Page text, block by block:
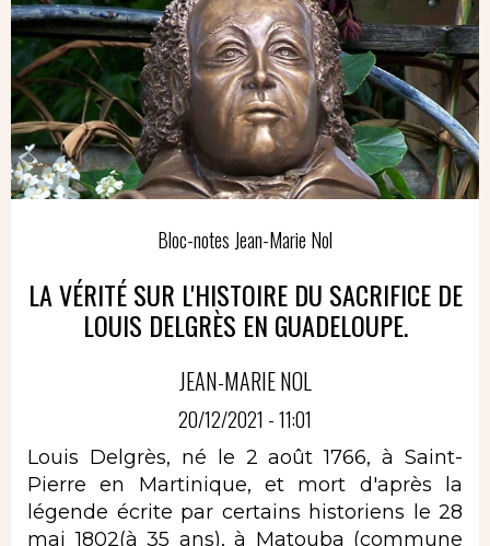
Bloc-notes Jean-Marie Nol
LA VÉRITÉ SUR L'HISTOIRE DU SACRIFICE DE
LOUIS DELGRÈS EN GUADELOUPE.
JEAN-MARIE NOL
20/12/2021 - 11:01
Louis Delgrès, né le 2 août 1766, à Saint-
Pierre en Martinique, et mort d'après la
légende écrite par certains historiens le 28
mai 1802(à 35 ans), à Matouba (commune